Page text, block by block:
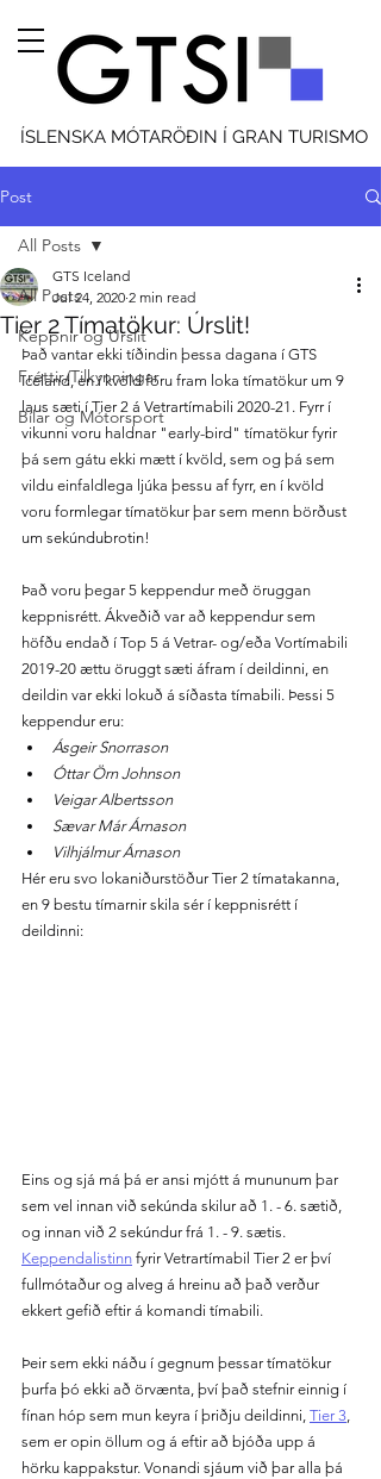
ÍSLENSKA MÓTARÖÐIN Í GRAN TURISMO
Post
All Posts
Keppnir og Úrslit
Fréttir/Tilkynningar
Bílar og Mótorsport
All Posts
Tier 2 Tímatökur: Úrslit!
GTS Iceland
Jul 24, 2020 2 min read
Það vantar ekki tíðindin þessa dagana í GTS
Iceland, en í kvöld fóru fram loka tímatökur um 9
laus sæti í Tier 2 á Vetrartímabili 2020-21. Fyrr í
vikunni voru haldnar "early-bird" tímatökur fyrir
þá sem gátu ekki mætt í kvöld, sem og þá sem
vildu einfaldlega ljúka þessu af fyrr, en í kvöld
voru formlegar tímatökur þar sem menn börðust
um sekúndubrotin!
Það voru þegar 5 keppendur með öruggan
keppnisrétt. Ákveðið var að keppendur sem
höfðu endað í Top 5 á Vetrar- og/eða Vortímabili
2019-20 ættu öruggt sæti áfram í deildinni, en
deildin var ekki lokuð á síðasta tímabili. Þessi 5
keppendur eru:
Ásgeir Snorrason
Óttar Örn Johnson
Veigar Albertsson
Sævar Már Árnason
Vilhjálmur Árnason
Hér eru svo lokaniðurstöður Tier 2 tímatakanna,
en 9 bestu tímarnir skila sér í keppnisrétt í
deildinni:
Eins og sjá má þá er ansi mjótt á mununum þar
sem vel innan við sekúnda skilur að 1. - 6. sætið,
og innan við 2 sekúndur frá 1. - 9. sætis.
Keppendalistinn fyrir Vetrartímabil Tier 2 er því
fullmótaður og alveg á hreinu að það verður
ekkert gefið eftir á komandi tímabili.
Þeir sem ekki náðu í gegnum þessar tímatökur
þurfa þó ekki að örvænta, því það stefnir einnig í
fínan hóp sem mun keyra í þriðju deildinni, Tier 3
sem er opin öllum og á eftir að bjóða upp á
hörku kappakstur. Vonandi sjáum við þar alla þá